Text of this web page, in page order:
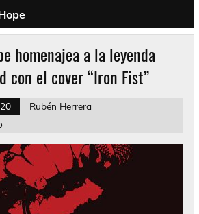
homenajea a la leyenda
con el cover “Iron Fist”
Rubén Herrera